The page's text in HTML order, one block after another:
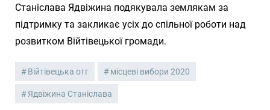
Станіслава Ядвіжина подякувала землякам за
підтримку та закликає усіх до спільної роботи над
розвитком Війтівецької громади.
Війтівецька отг місцеві вибори 2020
Ядвіжина Станіслава